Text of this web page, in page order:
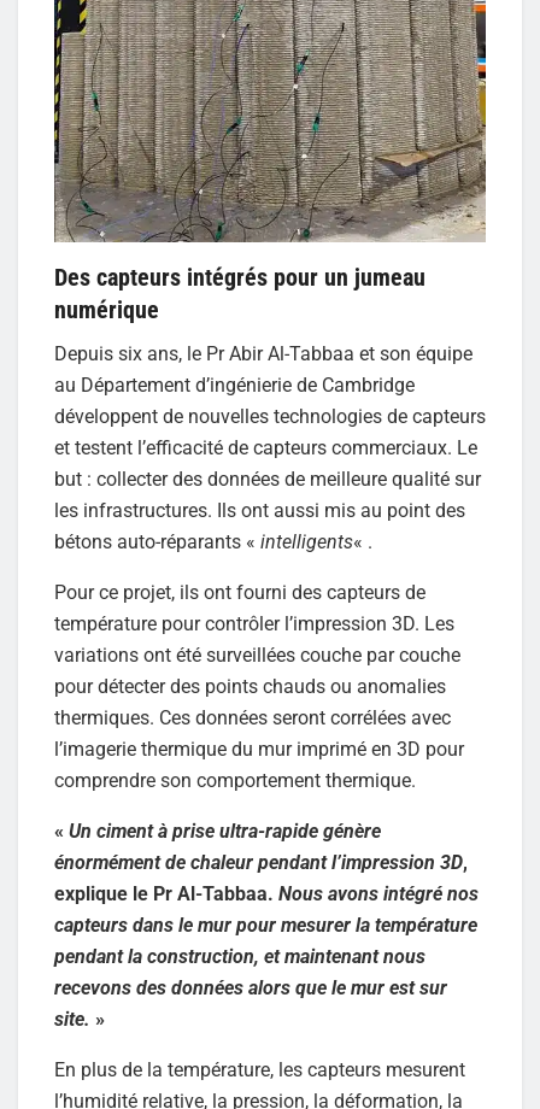
Des capteurs intégrés pour un jumeau
numérique
Depuis six ans, le Pr Abir Al-Tabbaa et son équipe
au Département d’ingénierie de Cambridge
développent de nouvelles technologies de capteurs
et testent l’efficacité de capteurs commerciaux. Le
but : collecter des données de meilleure qualité sur
les infrastructures. Ils ont aussi mis au point des
bétons auto-réparants « intelligents« .
Pour ce projet, ils ont fourni des capteurs de
température pour contrôler l’impression 3D. Les
variations ont été surveillées couche par couche
pour détecter des points chauds ou anomalies
thermiques. Ces données seront corrélées avec
l’imagerie thermique du mur imprimé en 3D pour
comprendre son comportement thermique.
« Un ciment à prise ultra-rapide génère
énormément de chaleur pendant l’impression 3D,
explique le Pr Al-Tabbaa. Nous avons intégré nos
capteurs dans le mur pour mesurer la température
pendant la construction, et maintenant nous
recevons des données alors que le mur est sur
site. »
En plus de la température, les capteurs mesurent
l’humidité relative, la pression, la déformation, la